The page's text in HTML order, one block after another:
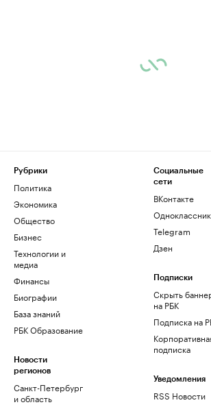
Рубрики
Политика
Экономика
Общество
Бизнес
Технологии и
медиа
Финансы
Биографии
База знаний
РБК Образование
Новости
регионов
Санкт-Петербург
и область
Социальные
сети
ВКонтакте
Telegram
Дзен
Подписки
Скрыть
на РБК
Подписка на
подписка
Уведомления
RSS Новости